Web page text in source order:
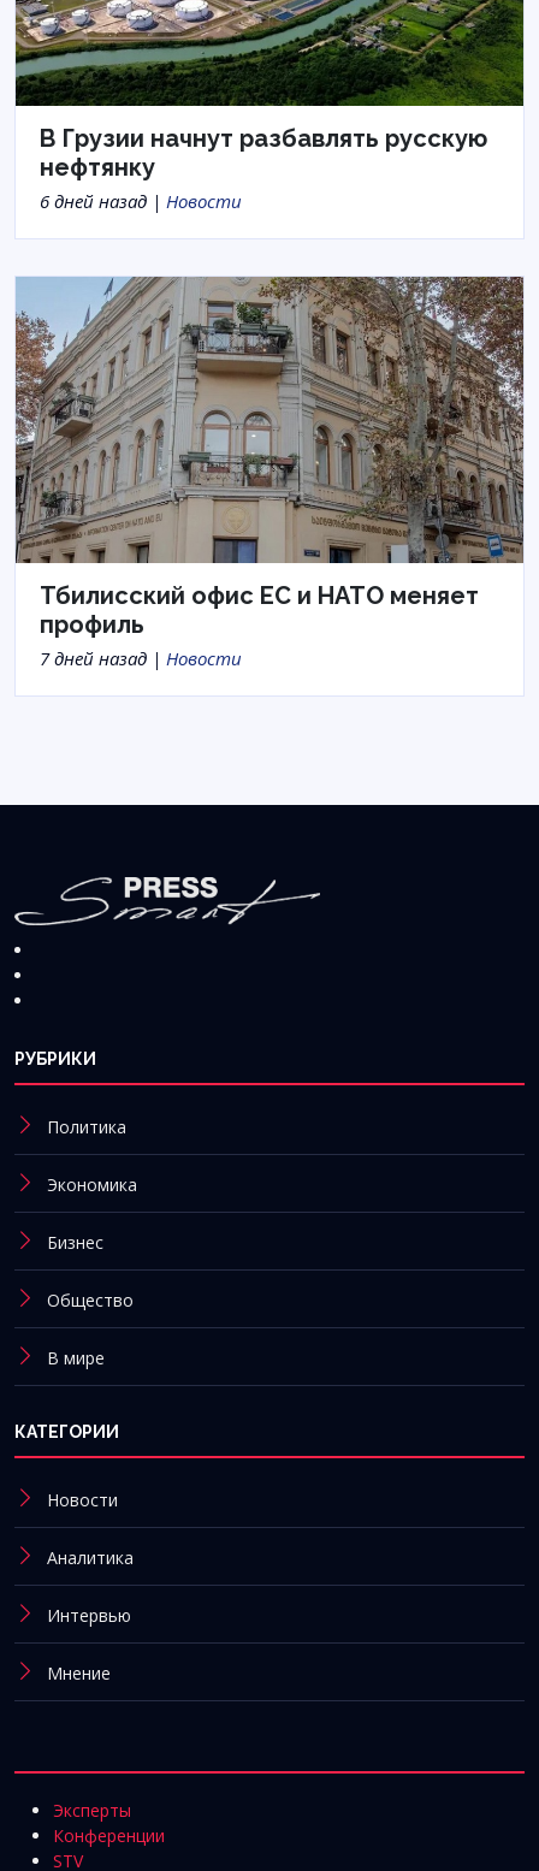
В Грузии начнут разбавлять русскую
нефтянку
6 дней назад | Новости
Тбилисский офис ЕС и НАТО меняет
профиль
7 дней назад | Новости
РУБРИКИ
Политика
Экономика
Бизнес
Общество
В мире
КАТЕГОРИИ
Новости
Аналитика
Интервью
Мнение
Эксперты
Конференции
STV